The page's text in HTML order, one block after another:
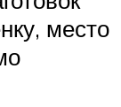
место